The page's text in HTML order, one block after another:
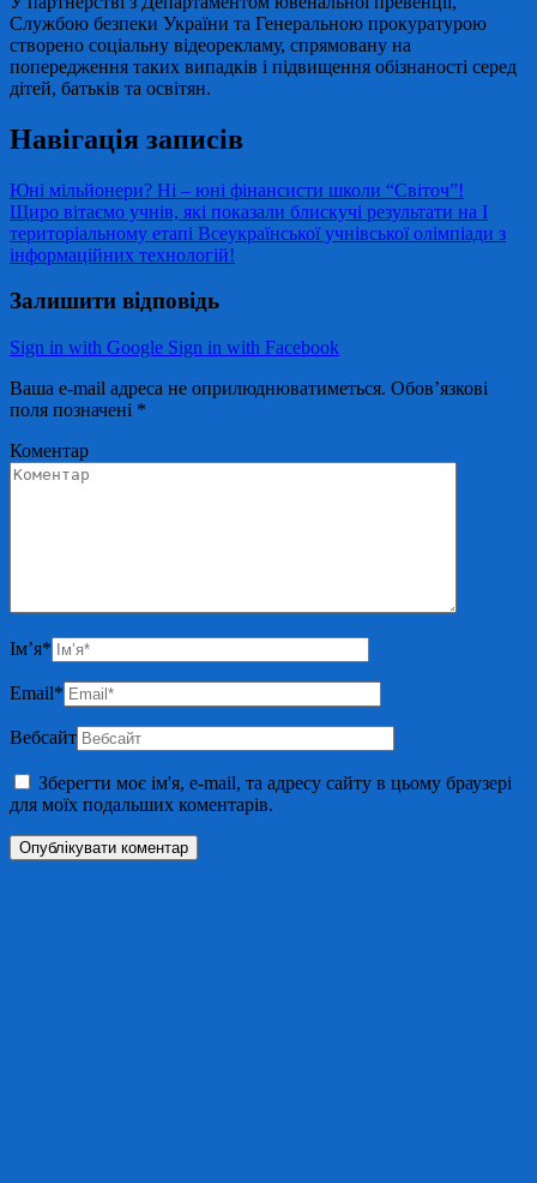
Службою безпеки України та Генеральною прокуратурою
створено соціальну відеорекламу, спрямовану на
попередження таких випадків і підвищення обізнаності серед
дітей, батьків та освітян.
Навігація записів
Юні мільйонери? Ні – юні фінансисти школи “Світоч”!
Щиро вітаємо учнів, які показали блискучі результати на І
територіальному етапі Всеукраїнської учнівської олімпіади з
інформаційних технологій!
Залишити відповідь
Sign in with Google Sign in with Facebook
Ваша e-mail адреса не оприлюднюватиметься. Обов’язкові
поля позначені *
Коментар
Ім’я*
Email*
Вебсайт
Зберегти моє ім'я, e-mail, та адресу сайту в цьому браузері
для моїх подальших коментарів.